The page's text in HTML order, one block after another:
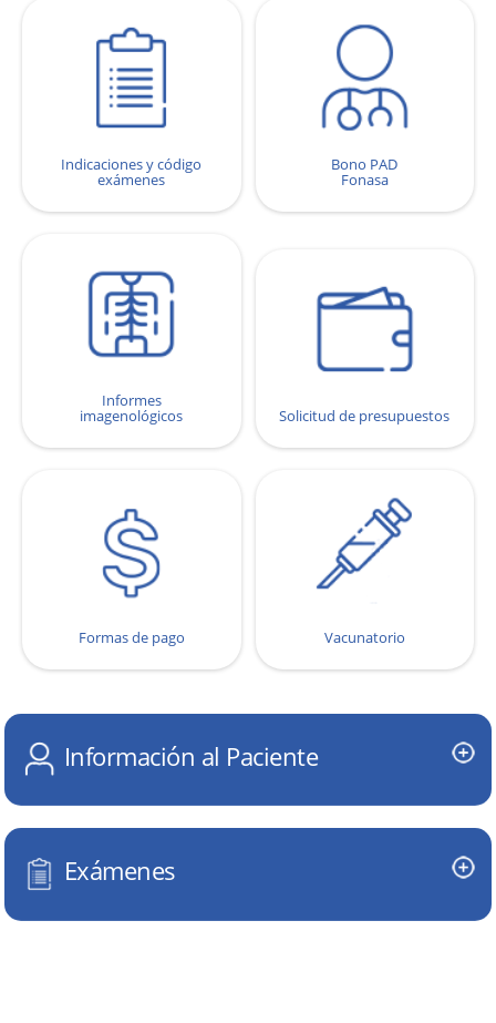
Indicaciones y código
exámenes
Bono PAD
Fonasa
Informes
imagenológicos Solicitud de presupuestos
Formas de pago Vacunatorio
Información al Paciente
Exámenes